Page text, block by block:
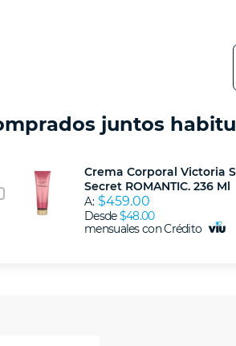
juntos
Crema Corporal Victoria S
Secret ROMANTIC. 236 Ml
A: $459.00
Desde$48.00
mensuales con Crédito